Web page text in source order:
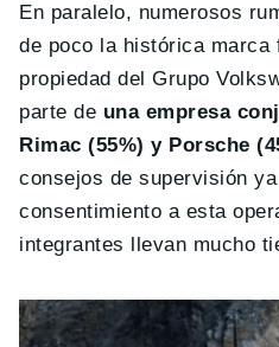
En paralelo, numerosos
de poco la histórica marca
propiedad del Grupo
parte de una empresa
Rimac (55%) y Porsche
consejos de supervisión
consentimiento a esta
integrantes llevan mucho